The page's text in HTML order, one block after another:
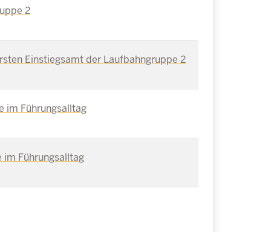
2
Einstiegsamt der Laufbahngruppe 2
im Führungsalltag
Führungsalltag